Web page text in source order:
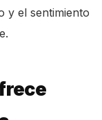
y el sentimiento